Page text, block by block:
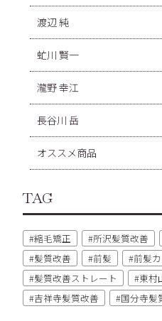
渡辺 純
虻川 賢一
瀧野 幸江
長谷川 岳
オススメ商品
TAG
縮毛矯正 所沢髪質改善
髪質改善
前髪
前髪
髪質改善ストレート
東村
吉祥寺髪質改善
国分寺髪